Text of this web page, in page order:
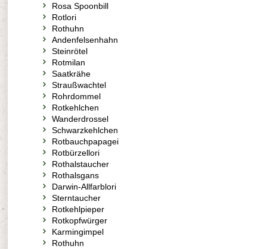
Rosa Spoonbill
Rotlori
Rothuhn
Andenfelsenhahn
Steinrötel
Rotmilan
Saatkrähe
Straußwachtel
Rohrdommel
Rotkehlchen
Wanderdrossel
Schwarzkehlchen
Rotbauchpapagei
Rotbürzellori
Rothalstaucher
Rothalsgans
Darwin-Allfarblori
Sterntaucher
Rotkehlpieper
Rotkopfwürger
Karmingimpel
Rothuhn